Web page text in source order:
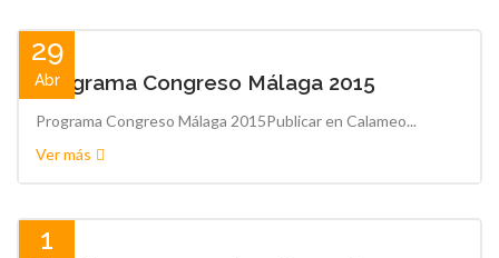
29
Abr
Programa Congreso Málaga 2015
Programa Congreso Málaga 2015Publicar en Calameo...
Ver más
1